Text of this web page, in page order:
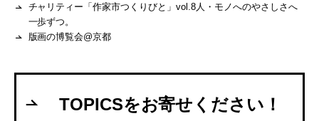
チャリティー「作家市つくりびと」vol.8人・モノへのやさしさへ
一歩ずつ。
版画の博覧会@京都
TOPICSをお寄せください！